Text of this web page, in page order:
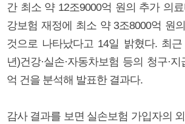
간 최소 약 12조9000억 원의 추가 의
강보험 재정에 최소 약 3조8000억 원
것으로 나타났다고 14일 밝혔다. 최근
년)건강·실손·자동차보험 등의 청구·
억 건을 분석해 발표한 결과다.
감사 결과를 보면 실손보험 가입자의